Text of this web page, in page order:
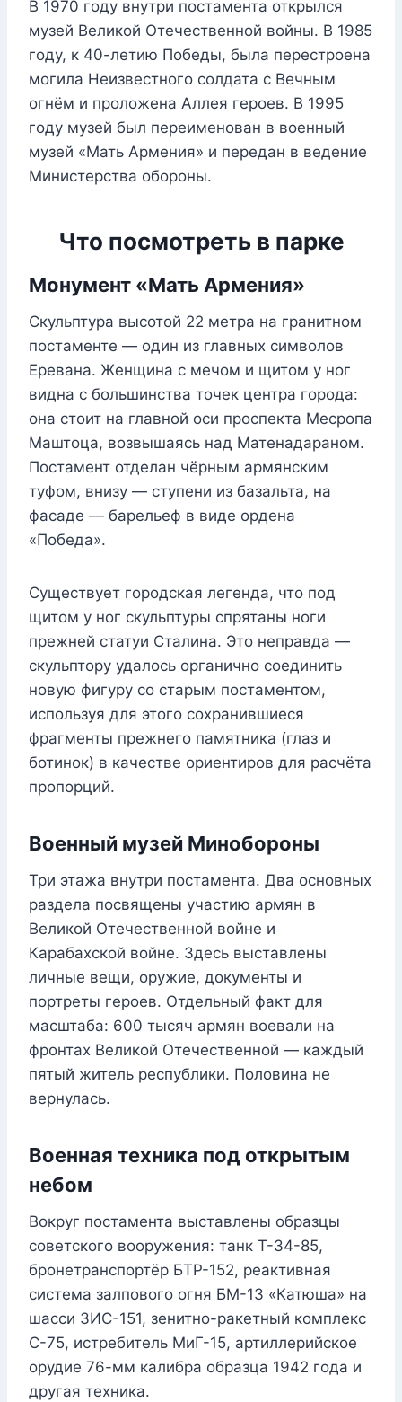
В 1970 году внутри постамента открылся
музей Великой Отечественной войны. В 1985
году, к 40-летию Победы, была перестроена
могила Неизвестного солдата с Вечным
огнём и проложена Аллея героев. В 1995
году музей был переименован в военный
музей «Мать Армения» и передан в ведение
Министерства обороны.
Что посмотреть в парке
Монумент «Мать Армения»
Скульптура высотой 22 метра на гранитном
постаменте — один из главных символов
Еревана. Женщина с мечом и щитом у ног
видна с большинства точек центра города:
она стоит на главной оси проспекта Месропа
Маштоца, возвышаясь над Матенадараном.
Постамент отделан чёрным армянским
туфом, внизу — ступени из базальта, на
фасаде — барельеф в виде ордена
«Победа».
Существует городская легенда, что под
щитом у ног скульптуры спрятаны ноги
прежней статуи Сталина. Это неправда —
скульптору удалось органично соединить
новую фигуру со старым постаментом,
используя для этого сохранившиеся
фрагменты прежнего памятника (глаз и
ботинок) в качестве ориентиров для расчёта
пропорций.
Военный музей Минобороны
Три этажа внутри постамента. Два основных
раздела посвящены участию армян в
Великой Отечественной войне и
Карабахской войне. Здесь выставлены
личные вещи, оружие, документы и
портреты героев. Отдельный факт для
масштаба: 600 тысяч армян воевали на
фронтах Великой Отечественной — каждый
пятый житель республики. Половина не
вернулась.
Военная техника под открытым
небом
Вокруг постамента выставлены образцы
советского вооружения: танк Т-34-85,
бронетранспортёр БТР-152, реактивная
система залпового огня БМ-13 «Катюша» на
шасси ЗИС-151, зенитно-ракетный комплекс
С-75, истребитель МиГ-15, артиллерийское
орудие 76-мм калибра образца 1942 года и
другая техника.